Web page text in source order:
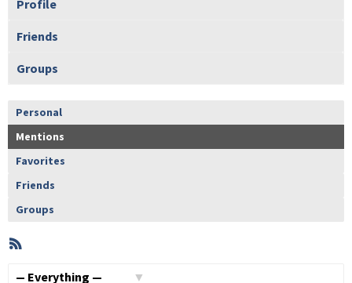
Profile
Friends
Groups
Personal
Mentions
Favorites
Friends
Groups
Member